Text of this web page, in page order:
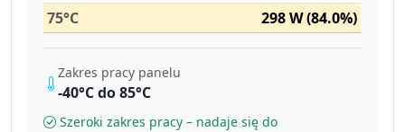
75°C
298 W (84.0%)
Zakres pracy panelu
-40°C do 85°C
Szeroki zakres pracy – nadaje się do